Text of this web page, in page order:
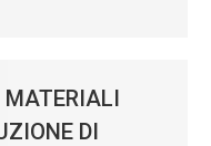
MATERIALI
DI